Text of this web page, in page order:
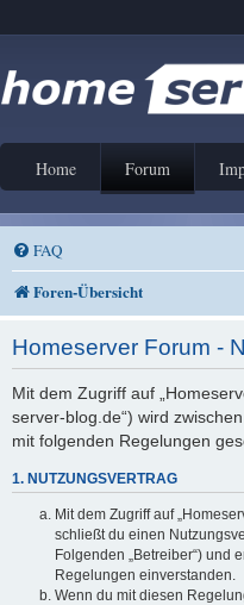
Home Forum
FAQ
Foren-Übersicht
Homeserver Forum -
Mit dem Zugriff auf
server-blog.de“) wird
mit folgenden Regelungen
1. NUTZUNGSVERTRAG
Mit dem Zugriff auf
schließt du einen
Folgenden „Betreiber“) und
Regelungen einverstanden.
Wenn du mit diesen